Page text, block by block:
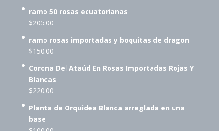
ramo 50 rosas ecuatorianas
$205.00
ramo rosas importadas y boquitas de dragon
$150.00
Corona Del Ataúd En Rosas Importadas Rojas Y
Blancas
$220.00
Planta de Orquidea Blanca arreglada en una
base